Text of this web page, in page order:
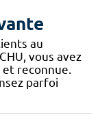
au
vous avez
reconnue.
parfoi